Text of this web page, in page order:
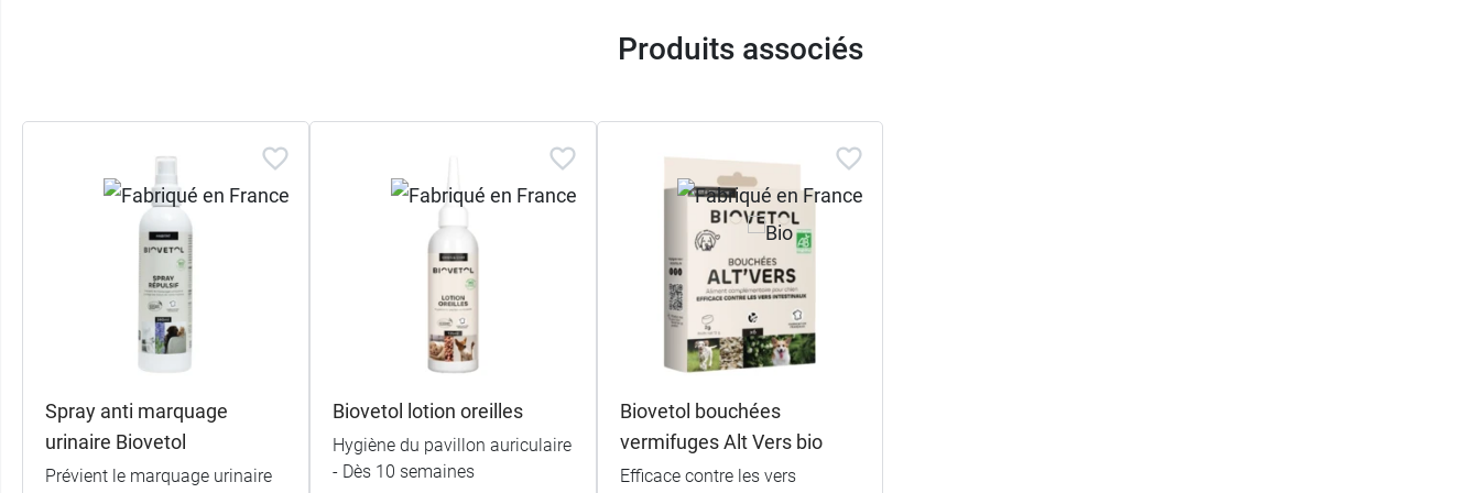
Produits associés
Spray anti marquage
urinaire Biovetol
Prévient le marquage urinaire
Biovetol lotion oreilles
Hygiène du pavillon auriculaire
- Dès 10 semaines
Biovetol bouchées
vermifuges Alt Vers bio
Efficace contre les vers